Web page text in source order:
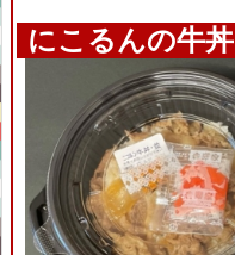
にこるんの牛丼